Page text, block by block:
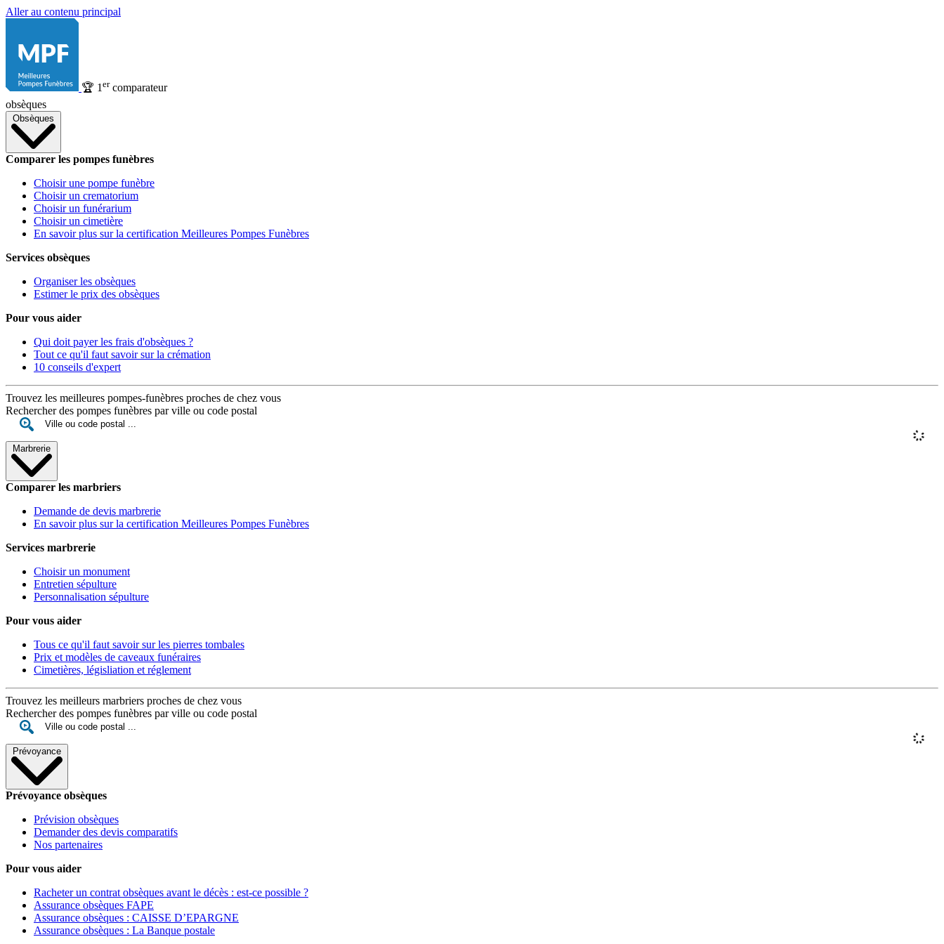
Aller au contenu principal
🏆 1 ercomparateur
obsèques
Obsèques
Comparer les pompes funèbres
Choisir une pompe funèbre
Choisir un crematorium
Choisir un funérarium
Choisir un cimetière
En savoir plus sur la certification Meilleures Pompes Funèbres
Services obsèques
Organiser les obsèques
Estimer le prix des obsèques
Pour vous aider
Qui doit payer les frais d'obsèques ?
Tout ce qu'il faut savoir sur la crémation
10 conseils d'expert
Trouvez les meilleures pompes-funèbres proches de chez vous
Rechercher des pompes funèbres par ville ou code postal
Marbrerie
Comparer les marbriers
Demande de devis marbrerie
En savoir plus sur la certification Meilleures Pompes Funèbres
Services marbrerie
Choisir un monument
Entretien sépulture
Personnalisation sépulture
Pour vous aider
Tous ce qu'il faut savoir sur les pierres tombales
Prix et modèles de caveaux funéraires
Cimetières, législiation et réglement
Trouvez les meilleurs marbriers proches de chez vous
Rechercher des pompes funèbres par ville ou code postal
Prévoyance
Prévoyance obsèques
Prévision obsèques
Demander des devis comparatifs
Nos partenaires
Pour vous aider
Racheter un contrat obsèques avant le décès : est-ce possible ?
Assurance obsèques FAPE
Assurance obsèques : CAISSE D’EPARGNE
Assurance obsèques : La Banque postale